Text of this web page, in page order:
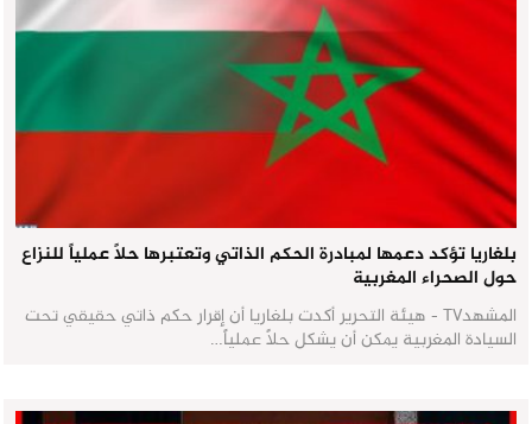
بلغاريا تؤكد دعمها لمبادرة الحكم الذاتي وتعتبرها حلاً عملياً للنزاع
حول الصحراء المغربية
المشهدTV - هيئة التحرير أكدت بلغاريا أن إقرار حكم ذاتي حقيقي تحت
السيادة المغربية يمكن أن يشكل حلاً عملياً…